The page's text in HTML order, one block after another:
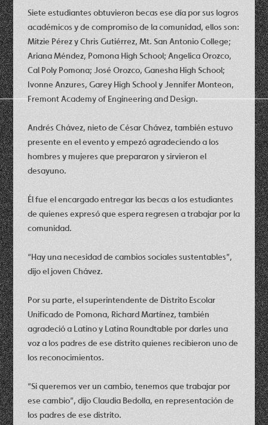
Siete estudiantes obtuvieron becas ese día por sus logros
académicos y de compromiso de la comunidad, ellos son:
Mitzie Pérez y Chris Gutiérrez, Mt. San Antonio College;
Ariana Méndez, Pomona High School; Angelica Orozco,
Cal Poly Pomona; José Orozco, Ganesha High School;
Ivonne Anzures, Garey High School y Jennifer Monteon,
Fremont Academy of Engineering and Design.
Andrés Chávez, nieto de César Chávez, también estuvo
presente en el evento y empezó agradeciendo a los
hombres y mujeres que prepararon y sirvieron el
desayuno.
Él fue el encargado entregar las becas a los estudiantes
de quienes expresó que espera regresen a trabajar por la
comunidad.
“Hay una necesidad de cambios sociales sustentables”,
dijo el joven Chávez.
Por su parte, el superintendente de Distrito Escolar
Unificado de Pomona, Richard Martínez, también
agradeció a Latino y Latina Roundtable por darles una
voz a los padres de ese distrito quienes recibieron uno de
los reconocimientos.
“Si queremos ver un cambio, tenemos que trabajar por
ese cambio”, dijo Claudia Bedolla, en representación de
los padres de ese distrito.